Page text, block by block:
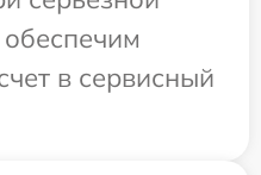
в сервисный